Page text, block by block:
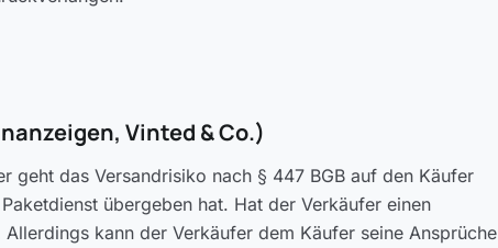
Vinted & Co.)
geht das Versandrisiko nach § 447 BGB auf den Käufer
übergeben hat. Hat der Verkäufer einen
kann der Verkäufer dem Käufer seine Ansprüche